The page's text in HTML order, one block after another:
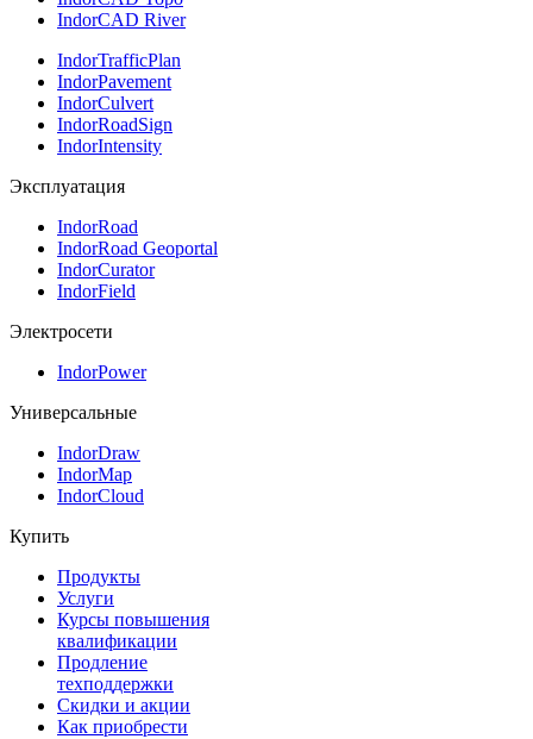
IndorCAD River
IndorTrafficPlan
IndorPavement
IndorCulvert
IndorRoadSign
IndorIntensity
Эксплуатация
IndorRoad
IndorRoad Geoportal
IndorCurator
IndorField
Электросети
IndorPower
Универсальные
IndorDraw
IndorMap
IndorCloud
Купить
Продукты
Услуги
Курсы повышения
квалификации
Продление
техподдержки
Скидки и акции
Как приобрести